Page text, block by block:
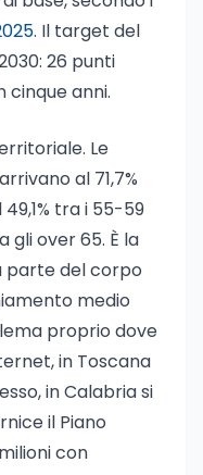
. Il target del
26 punti
anni.
Le
al 71,7%
tra i 55-59
gli over 65. È la
parte del corpo
medio
proprio dove
in Toscana
in Calabria si
il Piano
con